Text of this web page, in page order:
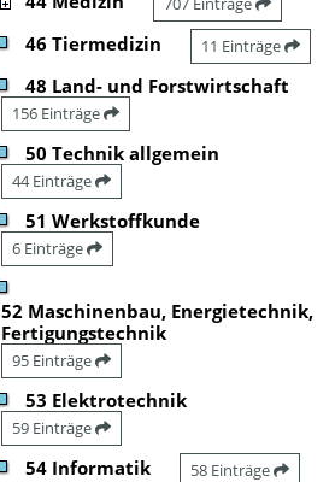
46 Tiermedizin 11 Einträge
48 Land- und Forstwirtschaft
156 Einträge
50 Technik allgemein
44 Einträge
51 Werkstoffkunde
6 Einträge
52 Maschinenbau, Energietechnik,
Fertigungstechnik
95 Einträge
53 Elektrotechnik
59 Einträge
54 Informatik 58 Einträge